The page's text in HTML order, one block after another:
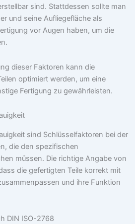
sind. Stattdessen sollte man
und seine Aufliegefläche als
vor Augen haben, um die
dieser Faktoren kann die
optimiert werden, um eine
Fertigung zu gewährleisten.
sind Schlüsselfaktoren bei der
die den spezifischen
müssen. Die richtige Angabe von
die gefertigten Teile korrekt mit
und ihre Funktion
DIN ISO-2768